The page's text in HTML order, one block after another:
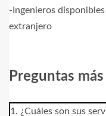
-Ingenieros
extranjero
Preguntas
1. ¿Cuáles son sus